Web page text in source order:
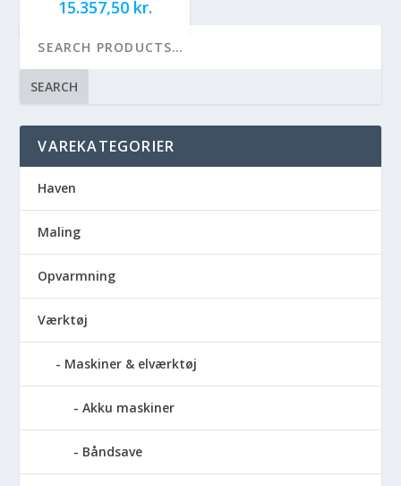
15.357,50 kr.
SEARCH
VAREKATEGORIER
Haven
Maling
Opvarmning
Værktøj
Maskiner & elværktøj
Akku maskiner
Båndsave